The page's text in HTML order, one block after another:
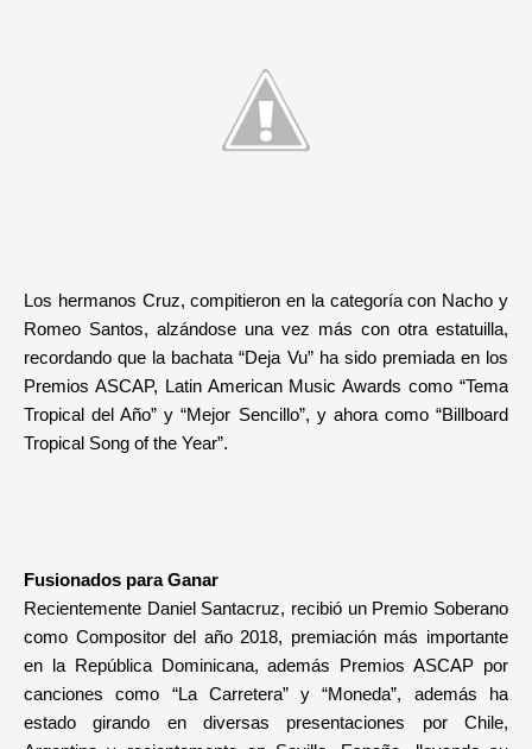
Los hermanos Cruz, compitieron en la categoría con Nacho y
Romeo Santos, alzándose una vez más con otra estatuilla,
recordando que la bachata “Deja Vu” ha sido premiada en los
Premios ASCAP, Latin American Music Awards como “Tema
Tropical del Año” y “Mejor Sencillo”, y ahora como “Billboard
Tropical Song of the Year”.
Fusionados para Ganar
Recientemente Daniel Santacruz, recibió un Premio Soberano
como Compositor del año 2018, premiación más importante
en la República Dominicana, además Premios ASCAP por
canciones como “La Carretera” y “Moneda”, además ha
estado girando en diversas presentaciones por Chile,